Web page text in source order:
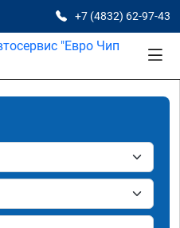
+7 (4832) 62-97-43